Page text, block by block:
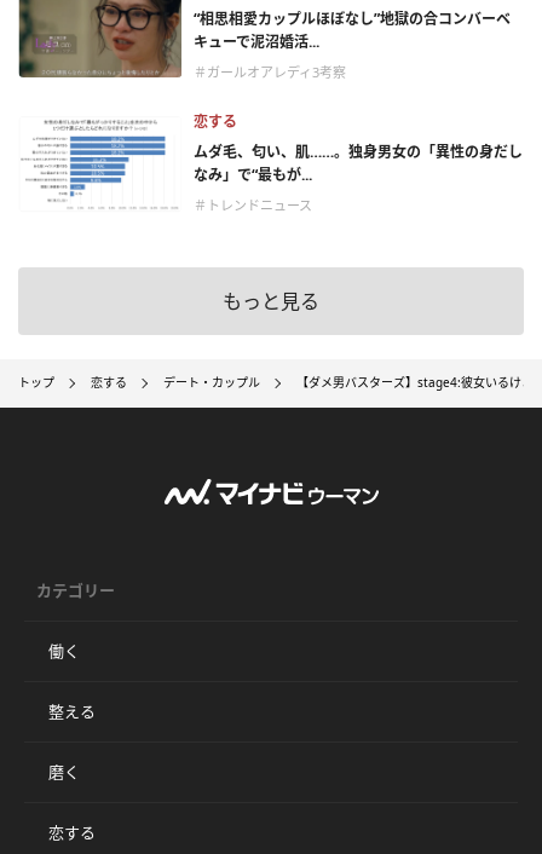
“相思相愛カップルほぼなし”地獄の合コンバーベ
キューで泥沼婚活...
＃ガールオアレディ3考察
恋する
ムダ毛、匂い、肌……。独身男女の「異性の身だし
なみ」で“最もが...
＃トレンドニュース
もっと見る
トップ 恋する デート・カップル 【ダメ男バスターズ】stage4:彼女いるけど
カテゴリー
働く
整える
磨く
恋する